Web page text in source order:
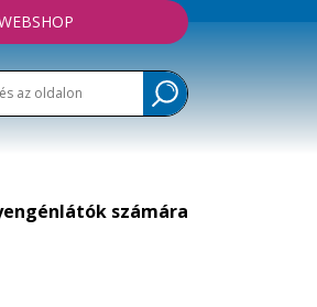
számára